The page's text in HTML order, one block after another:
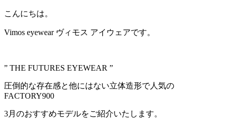
こんにちは。
Vimos eyewear ヴィモス アイウェアです。
” THE FUTURES EYEWEAR ”
圧倒的な存在感と他にはない立体造形で人気の
FACTORY900
3月のおすすめモデルをご紹介いたします。